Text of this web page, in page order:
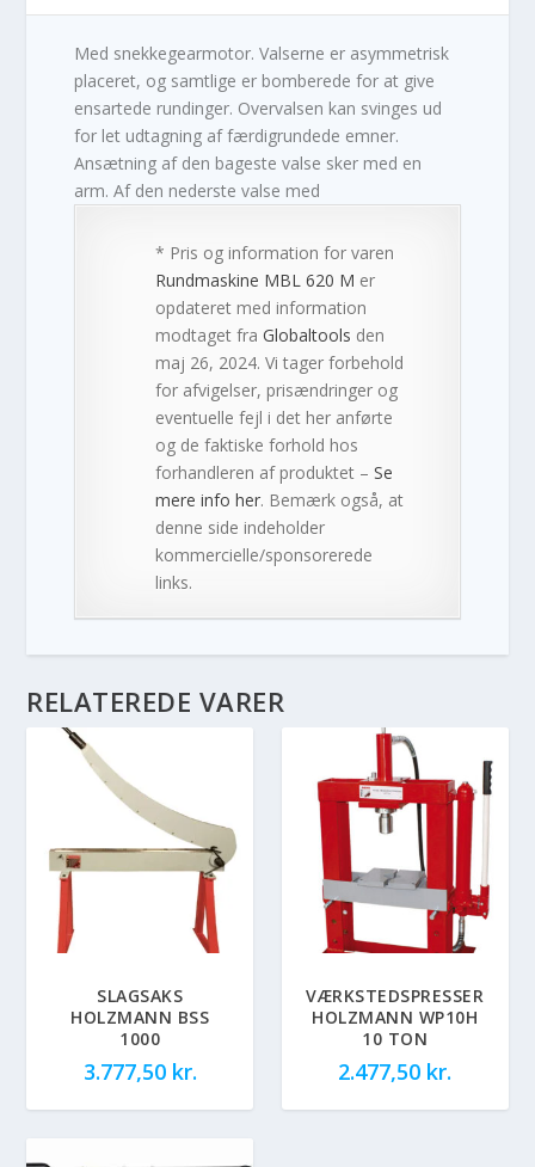
Med snekkegearmotor. Valserne er asymmetrisk
placeret, og samtlige er bomberede for at give
ensartede rundinger. Overvalsen kan svinges ud
for let udtagning af færdigrundede emner.
Ansætning af den bageste valse sker med en
arm. Af den nederste valse med
* Pris og information for varen
Rundmaskine MBL 620 M er
opdateret med information
modtaget fraGlobaltools den
maj 26, 2024. Vi tager forbehold
for afvigelser, prisændringer og
eventuelle fejl i det her anførte
og de faktiske forhold hos
forhandleren af produktet –Se
mere info her. Bemærk også, at
denne side indeholder
kommercielle/sponsorerede
links.
RELATEREDE VARER
SLAGSAKS
HOLZMANN BSS
1000
3.777,50 kr.
VÆRKSTEDSPRESSER
HOLZMANN WP10H
10 TON
2.477,50 kr.